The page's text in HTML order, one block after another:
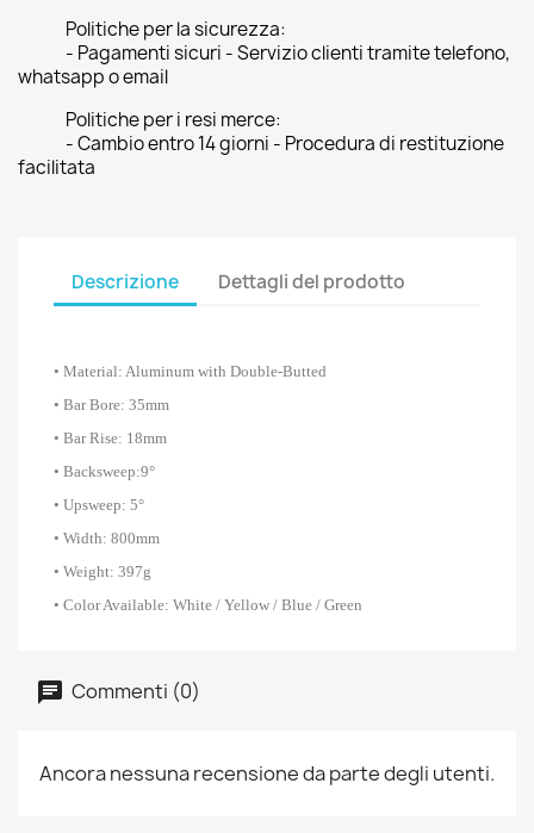
Politiche per la sicurezza:
- Pagamenti sicuri - Servizio clienti tramite telefono,
whatsapp o email
Politiche per i resi merce:
- Cambio entro 14 giorni - Procedura di restituzione
facilitata
Descrizione Dettagli del prodotto
• Material: Aluminum with Double-Butted
• Bar Bore: 35mm
• Bar Rise: 18mm
• Backsweep:9°
• Upsweep: 5°
• Width: 800mm
• Weight: 397g
• Color Available: White / Yellow / Blue / Green
Commenti (0)
Ancora nessuna recensione da parte degli utenti.